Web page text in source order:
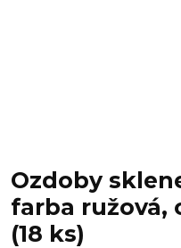
Ozdoby
farba ružová,
(18 ks)